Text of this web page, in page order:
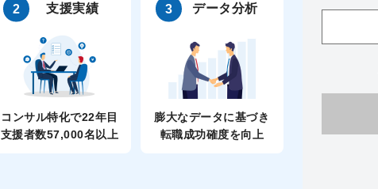
支援実績
コンサル特化で22年目
支援者数57,000名以上
データ分析
膨大なデータに基づき
転職成功確度を向上